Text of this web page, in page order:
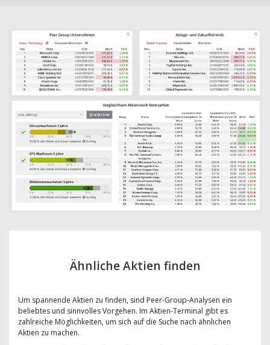
Ähnliche Aktien finden
Um spannende Aktien zu finden, sind Peer-Group-Analysen ein
beliebtes und sinnvolles Vorgehen. Im Aktien-Terminal gibt es
zahlreiche Möglichkeiten, um sich auf die Suche nach ähnlichen
Aktien zu machen.